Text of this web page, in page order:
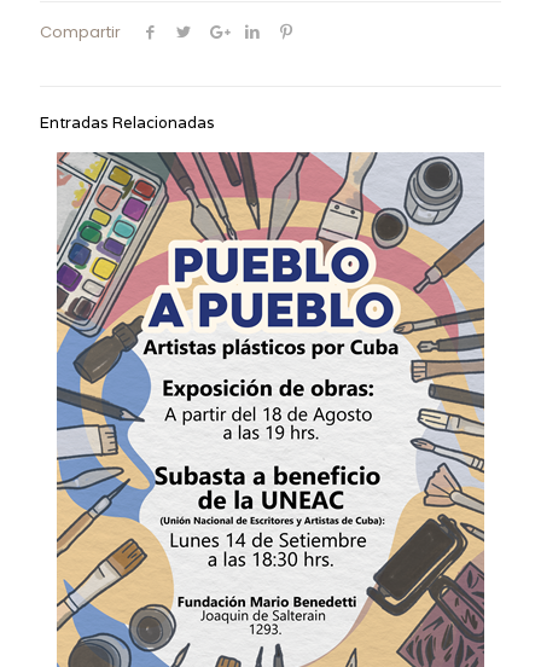
Compartir
Entradas Relacionadas